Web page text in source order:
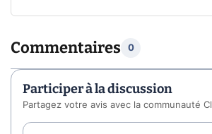
Commentaires 0
Participer à la discussion
Partagez votre avis avec la communauté